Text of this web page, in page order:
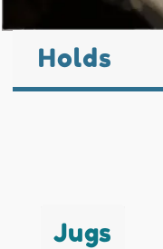
Holds
Jugs